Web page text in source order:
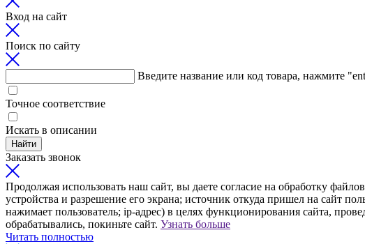
Вход на сайт
Поиск по сайту
Введите название или код товара, нажмите
Точное соответствие
Искать в описании
Найти
Заказать звонок
Продолжая использовать наш сайт, вы даете согласие на обработку
устройства и разрешение его экрана; источник откуда пришел на сайт
нажимает пользователь; ip-адрес) в целях функционирования сайта,
обрабатывались, покиньте сайт. Узнать больше
Читать полностью